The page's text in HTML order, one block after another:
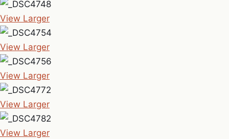
View Larger
View Larger
View Larger
View Larger
View Larger